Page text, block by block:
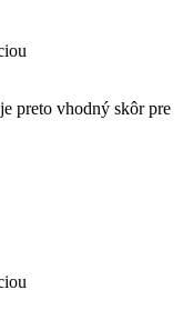
preto vhodný skôr pre